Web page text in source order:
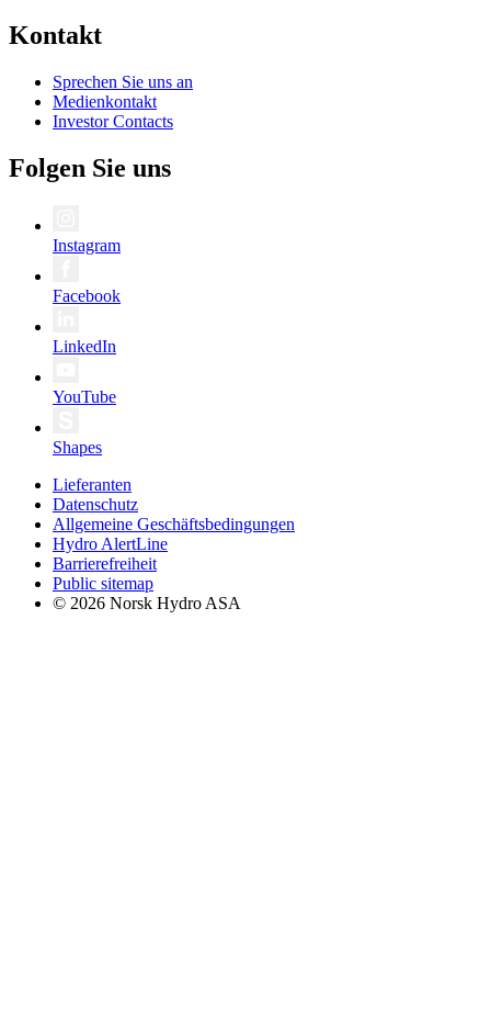
Kontakt
Sprechen Sie uns an
Medienkontakt
Investor Contacts
Folgen Sie uns
Instagram
Facebook
LinkedIn
YouTube
Shapes
Lieferanten
Datenschutz
Allgemeine Geschäftsbedingungen
Hydro AlertLine
Barrierefreiheit
Public sitemap
© 2026 Norsk Hydro ASA